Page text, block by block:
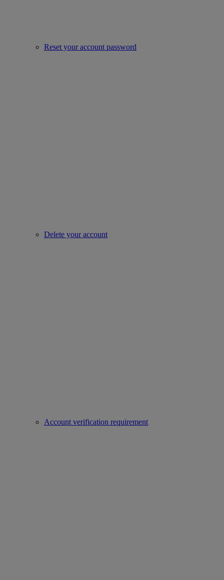
Reset your account password
Delete your account
Account verification requirement